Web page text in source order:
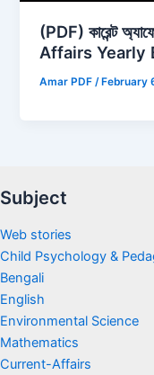
(PDF) কারেন্ট
Affairs Yearly
Amar PDF/ February
Subject
Web stories
Child Psychology &
Bengali
English
Environmental Science
Mathematics
Current-Affairs